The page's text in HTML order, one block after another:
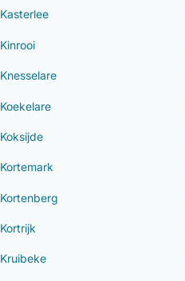
Kasterlee
Kinrooi
Knesselare
Koekelare
Koksijde
Kortemark
Kortenberg
Kortrijk
Kruibeke